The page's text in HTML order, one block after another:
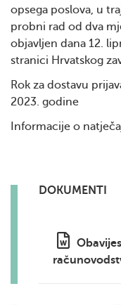
opsega poslova, u
probni rad od dva
objavljen dana 12.
stranici Hrvatskog
Rok za dostavu
2023. godine
Informacije o
DOKUMENTI